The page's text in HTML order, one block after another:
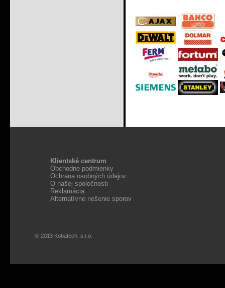
Klientské centrum
Obchodne podmienky
Ochrana osobných údajov
O našej spoločnosti
Reklamácia
Alternatívne riešenie sporov
© 2013 Kobatech, s.r.o.